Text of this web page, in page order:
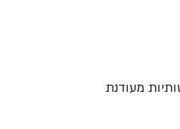
מעודנת